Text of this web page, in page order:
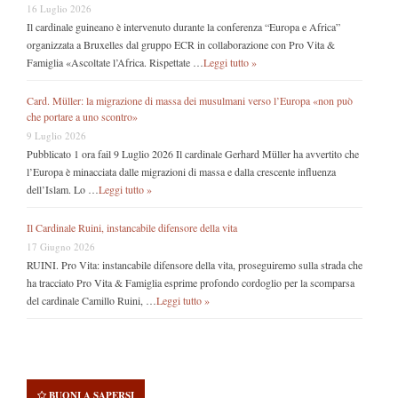
16 Luglio 2026
Il cardinale guineano è intervenuto durante la conferenza “Europa e Africa”
organizzata a Bruxelles dal gruppo ECR in collaborazione con Pro Vita &
Famiglia «Ascoltate l’Africa. Rispettate … Leggi tutto »
Card. Müller: la migrazione di massa dei musulmani verso l’Europa «non può
che portare a uno scontro»
9 Luglio 2026
Pubblicato 1 ora fail 9 Luglio 2026 Il cardinale Gerhard Müller ha avvertito che
l’Europa è minacciata dalle migrazioni di massa e dalla crescente influenza
dell’Islam. Lo … Leggi tutto »
Il Cardinale Ruini, instancabile difensore della vita
17 Giugno 2026
RUINI. Pro Vita: instancabile difensore della vita, proseguiremo sulla strada che
ha tracciato Pro Vita & Famiglia esprime profondo cordoglio per la scomparsa
del cardinale Camillo Ruini, … Leggi tutto »